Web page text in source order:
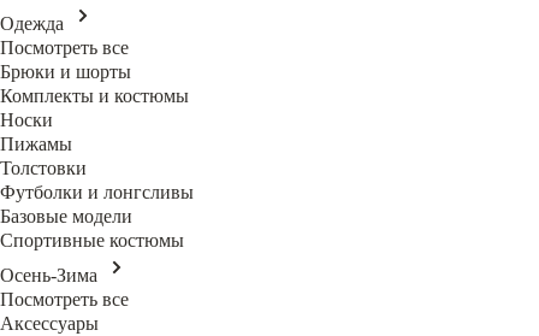
Одежда
Посмотреть все
Брюки и шорты
Комплекты и костюмы
Носки
Пижамы
Толстовки
Футболки и лонгсливы
Базовые модели
Спортивные костюмы
Осень-Зима
Посмотреть все
Аксессуары